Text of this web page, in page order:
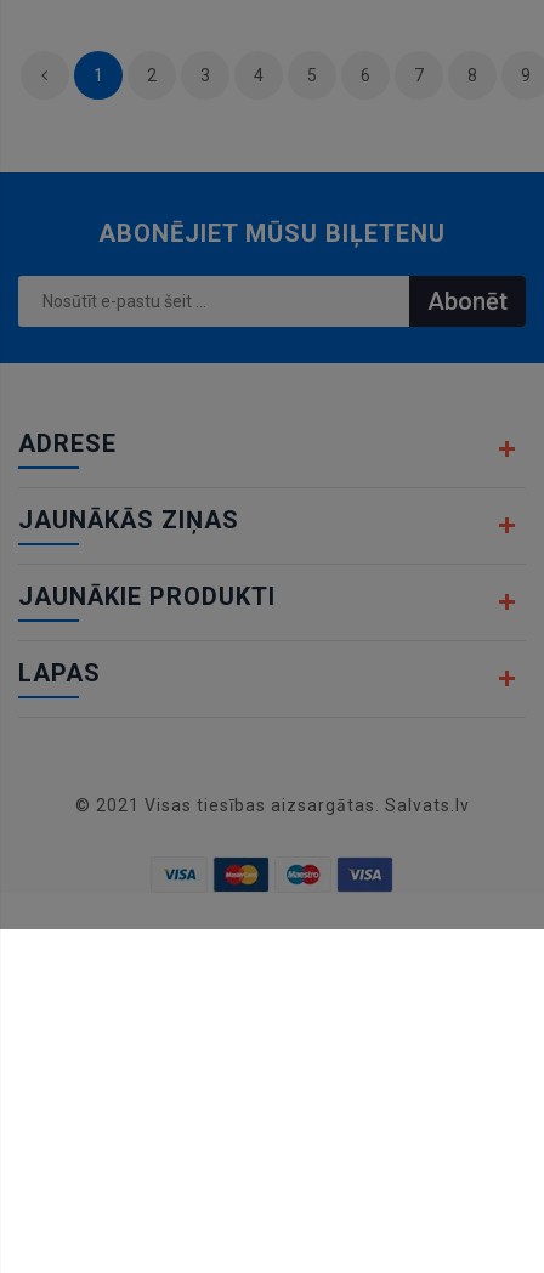
1 2 3 4 5 6 7 8 9
ABONĒJIET MŪSU BIĻETENU
Abonēt
ADRESE
JAUNĀKĀS ZIŅAS
JAUNĀKIE PRODUKTI
LAPAS
© 2021 Visas tiesības aizsargātas. Salvats.lv